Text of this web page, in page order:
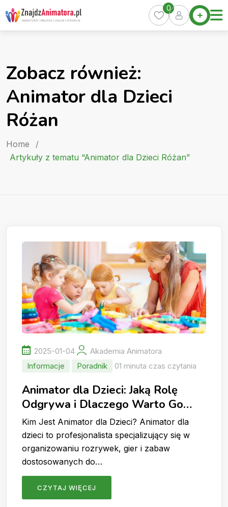
Skip
to
content
Home
Oferty
Kurs
0
Zobacz również:
Animator dla Dzieci
Różan
Home
/
Artykuły z tematu “Animator dla Dzieci Różan”
2025-01-04
Akademia Animatora
Informacje
Poradnik 01 minuta czas czytania
Animator dla Dzieci: Jaką Rolę
Odgrywa i Dlaczego Warto Go
Wynająć?
Kim Jest Animator dla Dzieci? Animator dla
dzieci to profesjonalista specjalizujący się w
organizowaniu rozrywek, gier i zabaw
dostosowanych do…
CZYTAJ WIĘCEJ